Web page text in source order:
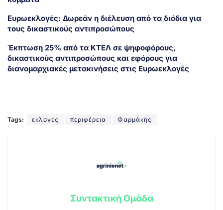
Eυρωεκλογές: Δωρεάν η διέλευση από τα διόδια για
τους δικαστικούς αντιπροσώπους
Έκπτωση 25% από τα ΚΤΕΛ σε ψηφοφόρους,
δικαστικούς αντιπροσώπους και εφόρους για
διανομαρχιακές μετακινήσεις στις Ευρωεκλογές
Tags: εκλογές περιφέρεια Φαρμάκης
Συντακτική Ομάδα